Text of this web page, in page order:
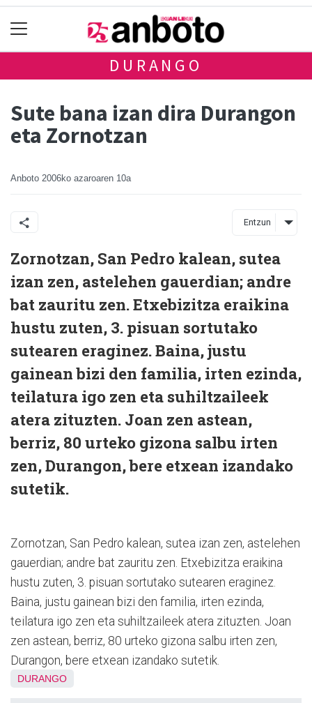
DURANGO
Sute bana izan dira Durangon
eta Zornotzan
Anboto 2006ko azaroaren 10a
Entzun
Zornotzan, San Pedro kalean, sutea
izan zen, astelehen gauerdian; andre
bat zauritu zen. Etxebizitza eraikina
hustu zuten, 3. pisuan sortutako
sutearen eraginez. Baina, justu
gainean bizi den familia, irten ezinda,
teilatura igo zen eta suhiltzaileek
atera zituzten. Joan zen astean,
berriz, 80 urteko gizona salbu irten
zen, Durangon, bere etxean izandako
sutetik.
Zornotzan, San Pedro kalean, sutea izan zen, astelehen
gauerdian; andre bat zauritu zen. Etxebizitza eraikina
hustu zuten, 3. pisuan sortutako sutearen eraginez.
Baina, justu gainean bizi den familia, irten ezinda,
teilatura igo zen eta suhiltzaileek atera zituzten. Joan
zen astean, berriz, 80 urteko gizona salbu irten zen,
Durangon, bere etxean izandako sutetik.
DURANGO